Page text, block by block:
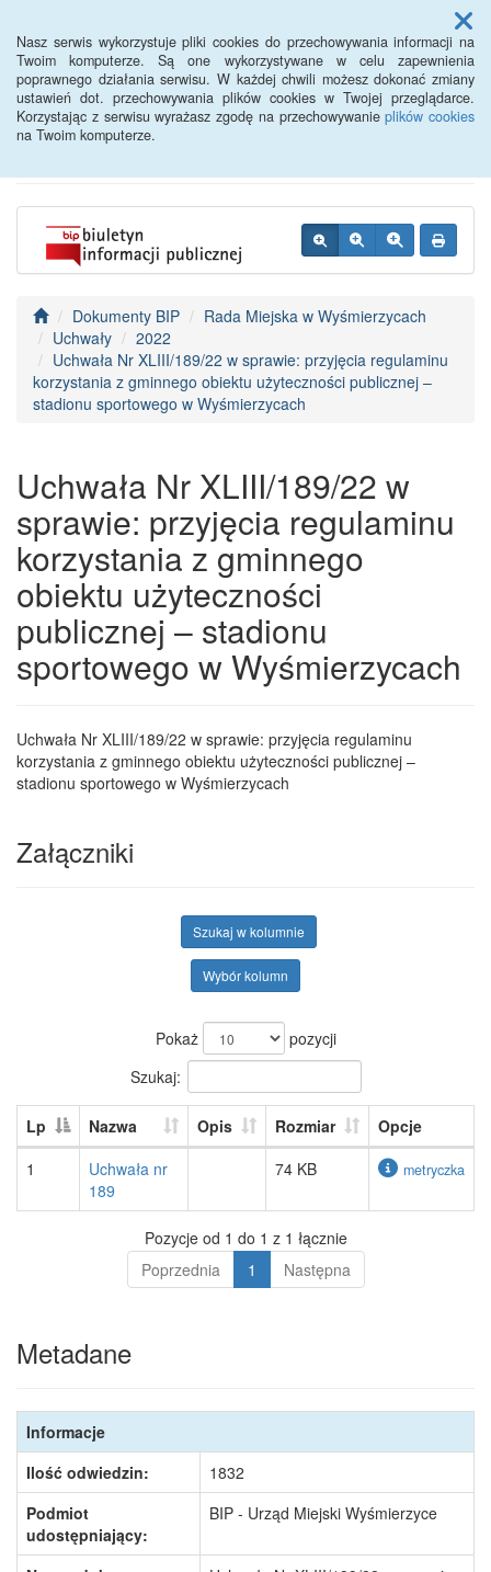
Nasz serwis wykorzystuje pliki cookies do przechowywania informacji na
Twoim komputerze. Są one wykorzystywane w celu zapewnienia
poprawnego działania serwisu. W każdej chwili możesz dokonać zmiany
ustawień dot. przechowywania plików cookies w Twojej przeglądarce.
Korzystając z serwisu wyrażasz zgodę na przechowywanieplików cookies
na Twoim komputerze.
Menu
BIP - Urząd Miejski
Wyśmierzyce
Dokumenty BIP
Rada Miejska w Wyśmierzycach
Uchwały
2022
Uchwała Nr XLIII/189/22 w sprawie: przyjęcia regulaminu
korzystania z gminnego obiektu użyteczności publicznej –
stadionu sportowego w Wyśmierzycach
Uchwała Nr XLIII/189/22 w
sprawie: przyjęcia regulaminu
korzystania z gminnego
obiektu użyteczności
publicznej – stadionu
sportowego w Wyśmierzycach
Uchwała Nr XLIII/189/22 w sprawie: przyjęcia regulaminu
korzystania z gminnego obiektu użyteczności publicznej –
stadionu sportowego w Wyśmierzycach
Załączniki
Szukaj w kolumnie
Wybór kolumn
Pokaż
pozycji
Szukaj:
Lp Nazwa Opis Rozmiar
Opcje
1
Uchwała nr
189
74 KB metryczka
Pozycje od 1 do 1 z 1 łącznie
Poprzednia
1 Następna
Metadane
Informacje
Ilość odwiedzin:
1832
Podmiot
udostępniający:
BIP - Urząd Miejski Wyśmierzyce